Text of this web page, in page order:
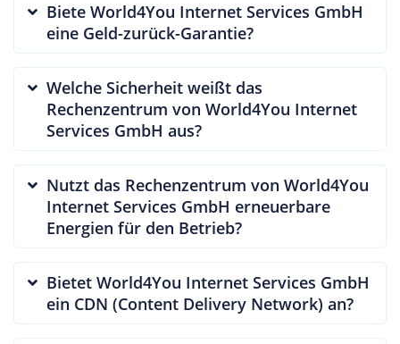
Biete World4You Internet Services GmbH
eine Geld-zurück-Garantie?
Welche Sicherheit weißt das
Rechenzentrum von World4You Internet
Services GmbH aus?
Nutzt das Rechenzentrum von World4You
Internet Services GmbH erneuerbare
Energien für den Betrieb?
Bietet World4You Internet Services GmbH
ein CDN (Content Delivery Network) an?